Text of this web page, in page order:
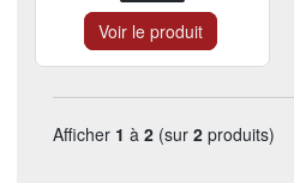
Voir le produit
Afficher 1 à 2(sur 2produits)